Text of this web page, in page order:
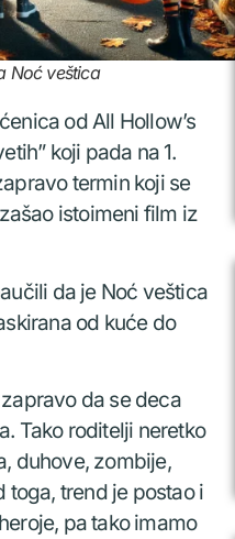
Noć veštica
od All Hollow’s
koji pada na 1.
termin koji se
istoimeni film iz
da je Noć veštica
od kuće do
da se deca
Tako roditelji neretko
duhove, zombije,
toga, trend je postao i
pa tako imamo